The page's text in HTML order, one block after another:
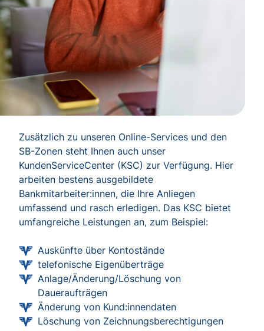
Zusätzlich zu unseren Online-Services und den
SB-Zonen steht Ihnen auch unser
KundenServiceCenter (KSC) zur Verfügung. Hier
arbeiten bestens ausgebildete
Bankmitarbeiter:innen, die Ihre Anliegen
umfassend und rasch erledigen. Das KSC bietet
umfangreiche Leistungen an, zum Beispiel:
Auskünfte über Kontostände
telefonische Eigenüberträge
Anlage/Änderung/Löschung von
Daueraufträgen
Änderung von Kund:innendaten
Löschung von Zeichnungsberechtigungen